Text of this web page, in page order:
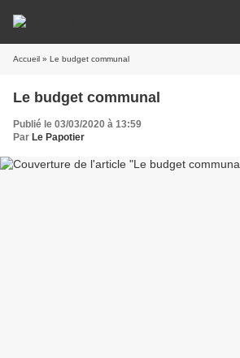
Accueil » Le budget communal
Le budget communal
Publié le 03/03/2020 à 13:59
Par Le Papotier